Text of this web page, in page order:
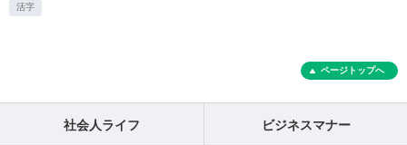
活字
ページトップへ
社会人ライフ ビジネスマナー